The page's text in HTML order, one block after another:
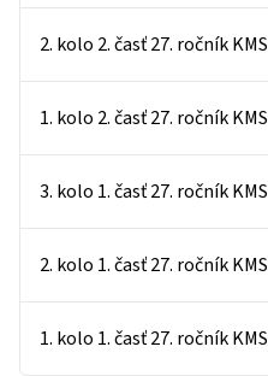
2. kolo 2. časť 27. ročník KMS
1. kolo 2. časť 27. ročník KMS
3. kolo 1. časť 27. ročník KMS
2. kolo 1. časť 27. ročník KMS
1. kolo 1. časť 27. ročník KMS